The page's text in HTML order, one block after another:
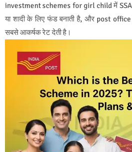
investment schemes for girl child में SSA
या शादी के लिए फंड बनाती है, और post
सबसे आकर्षक रेट देती है।